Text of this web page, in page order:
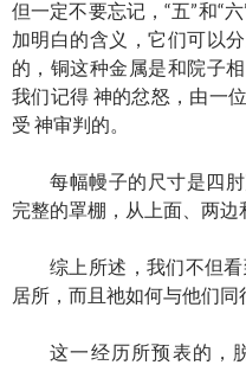
但一定不要忘记，“五”和“
加明白的含义，它们可以
的，铜这种金属是和院子
我们记得 神的忿怒，由一
受 神审判的。
每幅幔子的尺寸是四
完整的罩棚，从上面、两边
综上所述，我们不但
居所，而且祂如何与他们同
这一经历所预表的，